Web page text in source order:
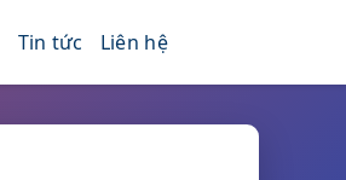
Tin tức Liên hệ